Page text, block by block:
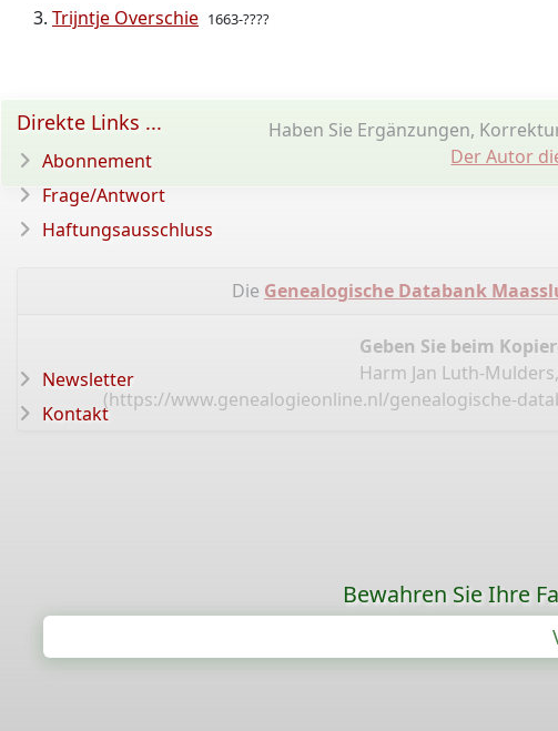
Trijntje Overschie 1663-????
Haben Sie Ergänzungen,
Der Autor
Die Genealogische Databank
Geben Sie beim
Harm Jan Luth-
(https://www.genealogieonline.nl/genealogische-
Direkte Links ...
Abonnement
Frage/Antwort
Haftungsausschluss
Newsletter
Kontakt
Bewahren Sie Ihre